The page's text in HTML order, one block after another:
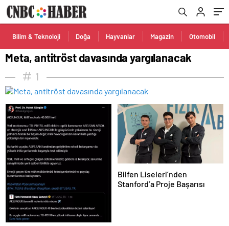
Bilim & Teknoloji Doğa Hayvanlar Magazin Otomobil
Meta, antitröst davasında yargılanacak
1
Bilfen Liseleri’nden
Stanford’a Proje Başarısı